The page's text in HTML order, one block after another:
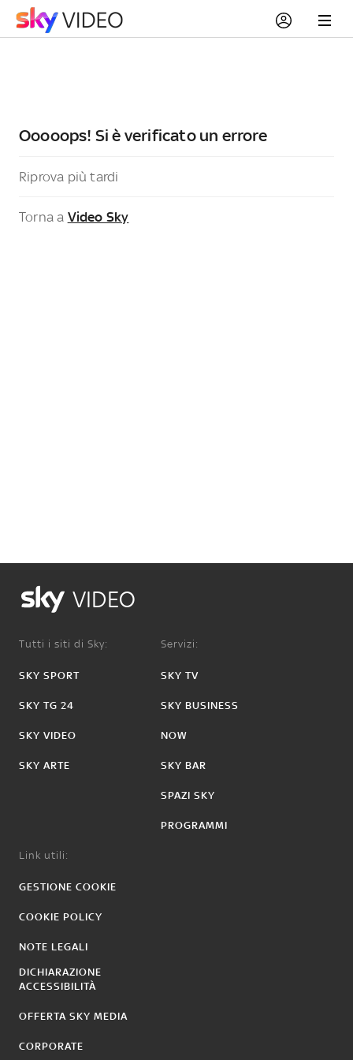
Ooooops! Si è verificato un errore
Riprova più tardi
Torna a Video Sky
VIDEO
Tutti i siti di Sky:
SKY SPORT
SKY TG 24
SKY VIDEO
SKY ARTE
Servizi:
SKY TV
SKY BUSINESS
NOW
SKY BAR
SPAZI SKY
PROGRAMMI
Link utili:
GESTIONE COOKIE
COOKIE POLICY
NOTE LEGALI
DICHIARAZIONE
ACCESSIBILITÀ
OFFERTA SKY MEDIA
CORPORATE